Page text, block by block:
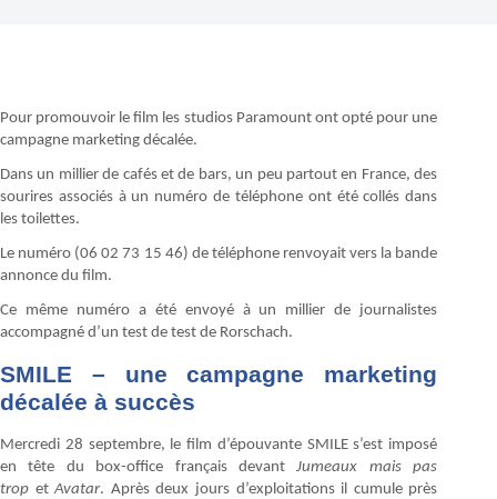
Pour promouvoir le film les studios Paramount ont opté pour une
campagne marketing décalée.
Dans un millier de cafés et de bars, un peu partout en France, des
sourires associés à un numéro de téléphone ont été collés dans
les toilettes.
Le numéro (06 02 73 15 46) de téléphone renvoyait vers la bande
annonce du film.
Ce même numéro a été envoyé à un millier de journalistes
accompagné d’un test de test de Rorschach.
SMILE – une campagne marketing
décalée à succès
Mercredi 28 septembre, le film d’épouvante SMILE s’est imposé
en tête du box-office français devantJumeaux mais pas
trop etAvatar. Après deux jours d’exploitations il cumule près